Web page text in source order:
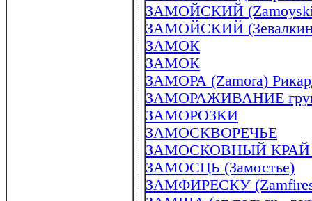
ЗАМОЙСКИЙ
ЗАМОЙСКИЙ (Зевалкин)
ЗАМОК
ЗАМОК
ЗАМОРА (Zamora)
ЗАМОРАЖИВАНИЕ
ЗАМОРОЗКИ
ЗАМОСКВОРЕЧЬЕ
ЗАМОСКОВНЫЙ КРАЙ
ЗАМОСЦЬ (Замостье)
ЗАМФИРЕСКУ